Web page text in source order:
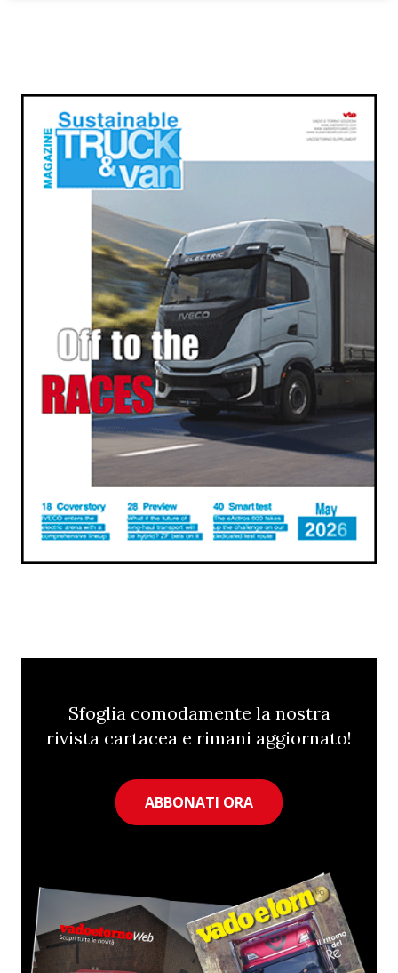
Sfoglia comodamente la nostra
rivista cartacea e rimani aggiornato!
ABBONATI ORA